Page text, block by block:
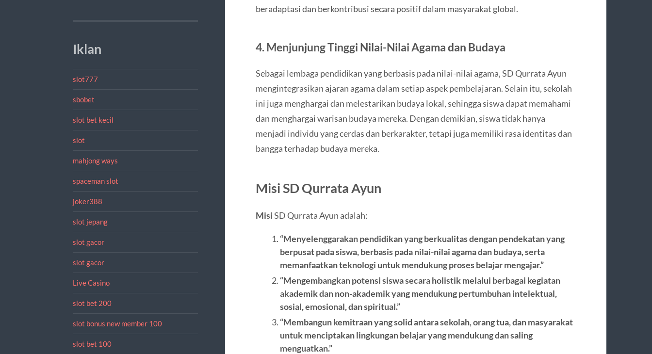
Iklan
slot777
sbobet
slot bet kecil
slot
mahjong ways
spaceman slot
joker388
slot jepang
slot gacor
slot gacor
Live Casino
slot bet 200
slot bonus new member 100
slot bet 100
beradaptasi dan berkontribusi secara positif dalam masyarakat global.
4. Menjunjung Tinggi Nilai-Nilai Agama dan Budaya
Sebagai lembaga pendidikan yang berbasis pada nilai-nilai agama, SD Qurrata Ayun
mengintegrasikan ajaran agama dalam setiap aspek pembelajaran. Selain itu, sekolah
ini juga menghargai dan melestarikan budaya lokal, sehingga siswa dapat memahami
dan menghargai warisan budaya mereka. Dengan demikian, siswa tidak hanya
menjadi individu yang cerdas dan berkarakter, tetapi juga memiliki rasa identitas dan
bangga terhadap budaya mereka.
Misi SD Qurrata Ayun
MisiSD Qurrata Ayun adalah:
“Menyelenggarakan pendidikan yang berkualitas dengan pendekatan yang
berpusat pada siswa, berbasis pada nilai-nilai agama dan budaya, serta
memanfaatkan teknologi untuk mendukung proses belajar mengajar.”
“Mengembangkan potensi siswa secara holistik melalui berbagai kegiatan
akademik dan non-akademik yang mendukung pertumbuhan intelektual,
sosial, emosional, dan spiritual.”
“Membangun kemitraan yang solid antara sekolah, orang tua, dan masyarakat
untuk menciptakan lingkungan belajar yang mendukung dan saling
menguatkan.”